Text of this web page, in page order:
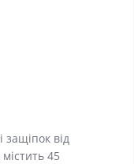
защіпок від
45